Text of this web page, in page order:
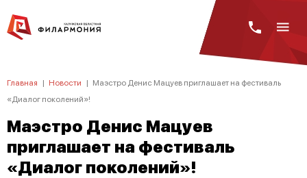
Главная | Новости | Маэстро Денис Мацуев приглашает на фестиваль
«Диалог поколений»!
Маэстро Денис Мацуев
приглашает на фестиваль
«Диалог поколений»!